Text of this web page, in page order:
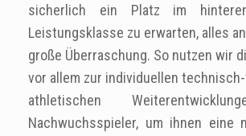
sicherlich ein Platz im
Leistungsklasse zu erwarten, alles
große Überraschung. So nutzen wir
vor allem zur individuellen
athletischen
Nachwuchsspieler, um ihnen eine